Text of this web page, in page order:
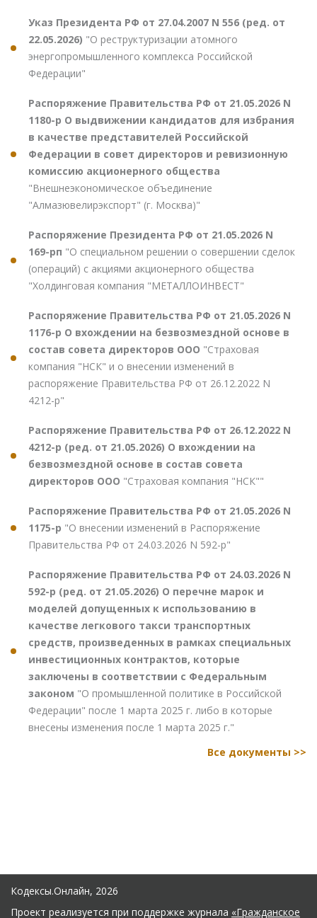
Указ Президента РФ от 27.04.2007 N 556 (ред. от
22.05.2026) "О реструктуризации атомного
энергопромышленного комплекса Российской
Федерации"
Распоряжение Правительства РФ от 21.05.2026 N
1180-р О выдвижении кандидатов для избрания
в качестве представителей Российской
Федерации в совет директоров и ревизионную
комиссию акционерного общества
"Внешнеэкономическое объединение
"Алмазювелирэкспорт" (г. Москва)"
Распоряжение Президента РФ от 21.05.2026 N
169-рп "О специальном решении о совершении сделок
(операций) с акциями акционерного общества
"Холдинговая компания "МЕТАЛЛОИНВЕСТ"
Распоряжение Правительства РФ от 21.05.2026 N
1176-р О вхождении на безвозмездной основе в
состав совета директоров ООО "Страховая
компания "НСК" и о внесении изменений в
распоряжение Правительства РФ от 26.12.2022 N
4212-р"
Распоряжение Правительства РФ от 26.12.2022 N
4212-р (ред. от 21.05.2026) О вхождении на
безвозмездной основе в состав совета
директоров ООО "Страховая компания "НСК""
Распоряжение Правительства РФ от 21.05.2026 N
1175-р "О внесении изменений в Распоряжение
Правительства РФ от 24.03.2026 N 592-р"
Распоряжение Правительства РФ от 24.03.2026 N
592-р (ред. от 21.05.2026) О перечне марок и
моделей допущенных к использованию в
качестве легкового такси транспортных
средств, произведенных в рамках специальных
инвестиционных контрактов, которые
заключены в соответствии с Федеральным
законом "О промышленной политике в Российской
Федерации" после 1 марта 2025 г. либо в которые
внесены изменения после 1 марта 2025 г."
Все документы >>
Кодексы.Онлайн, 2026
Проект реализуется при поддержке журнала «Гражданское